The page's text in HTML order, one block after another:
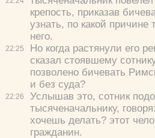
22:25
22:26
крепость, приказав
узнать, по какой причине
него.
Но когда растянули его
сказал стоявшему
позволено бичевать
и без суда?
Услышав это, сотник
тысяченачальнику, говоря:
хочешь делать? этот
гражданин.